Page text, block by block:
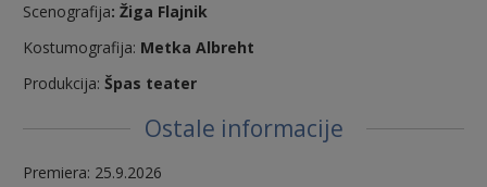
Scenografija: Žiga Flajnik
Kostumografija: Metka Albreht
Produkcija: Špas teater
Ostale informacije
Premiera: 25.9.2026